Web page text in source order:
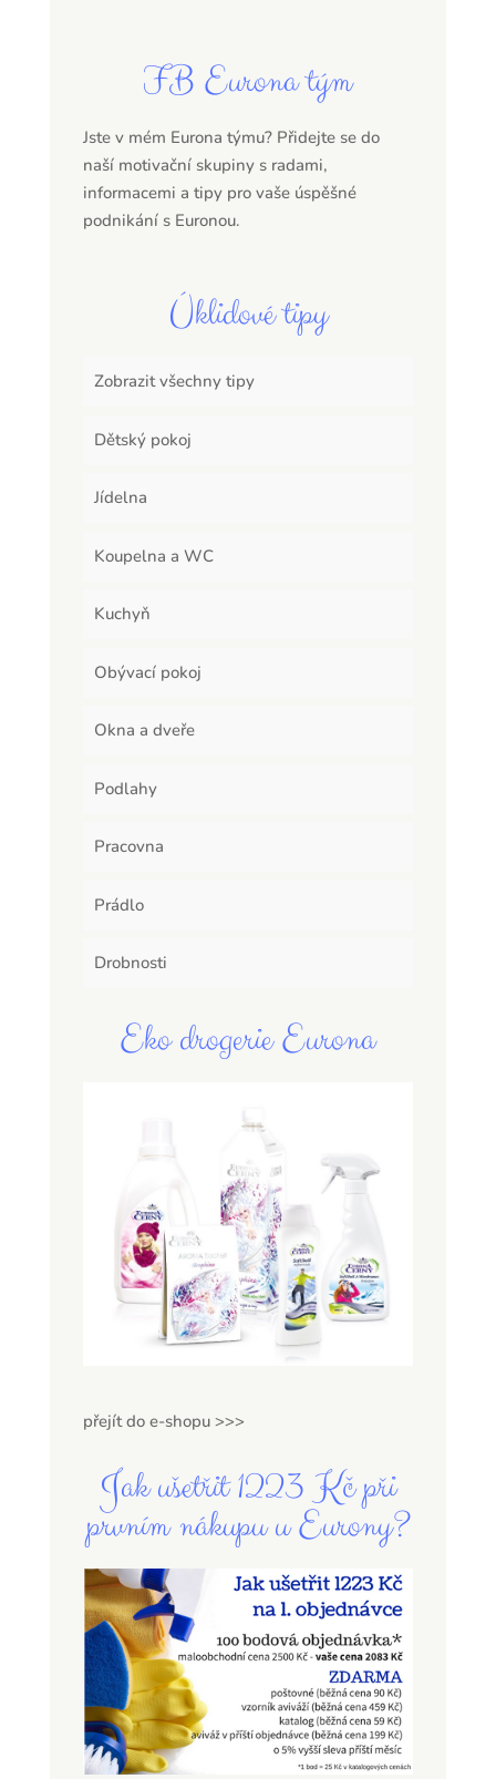
FB Eurona tým
Jste v mém Eurona týmu? Přidejte se do
naší motivační skupiny s radami,
informacemi a tipy pro vaše úspěšné
podnikání s Euronou.
Úklidové tipy
Zobrazit všechny tipy
Dětský pokoj
Jídelna
Koupelna a WC
Kuchyň
Obývací pokoj
Okna a dveře
Podlahy
Pracovna
Prádlo
Drobnosti
Eko drogerie Eurona
přejít do e-shopu >>>
Jak ušetřit 1223 Kč při
prvním nákupu u Eurony?